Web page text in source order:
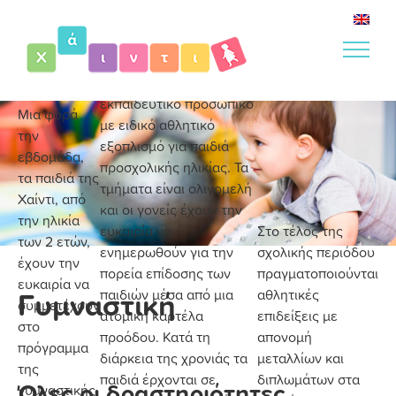
περιεχόμενο
Γυμναστική
Μια φορά
την
εβδομάδα,
τα παιδιά της
Χαίντι, από
την ηλικία
των 2 ετών,
έχουν την
ευκαιρία να
συμμετέχουν
στο
πρόγραμμα
της
γυμναστικής,
Το πρόγραμμα
υλοποιείται από
εκπαιδευτικό προσωπικό
με ειδικό αθλητικό
εξοπλισμό για παιδιά
προσχολικής ηλικίας. Τα
τμήματα είναι ολιγομελή
και οι γονείς έχουν την
ευκαιρία να
ενημερωθούν για την
πορεία επίδοσης των
παιδιών μέσα από μια
ατομική καρτέλα
προόδου. Κατά τη
διάρκεια της χρονιάς τα
παιδιά έρχονται σε
Στο τέλος της
σχολικής περιόδου
πραγματοποιούνται
αθλητικές
επιδείξεις με
απονομή
μεταλλίων και
διπλωμάτων στα